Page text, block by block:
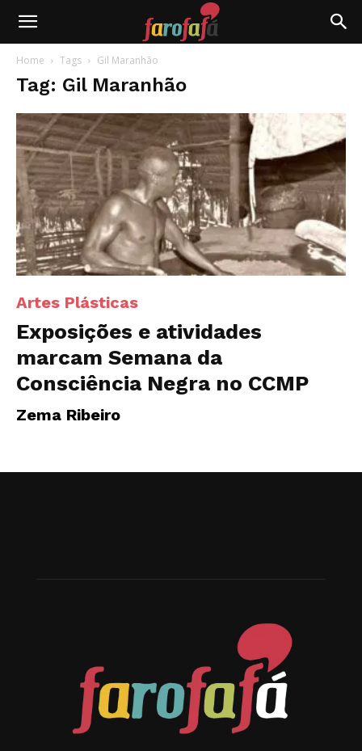
Farofafá
Home Tags Gil Maranhão
Tag: Gil Maranhão
Artes Plásticas
Exposições e atividades
marcam Semana da
Consciência Negra no CCMP
Zema Ribeiro